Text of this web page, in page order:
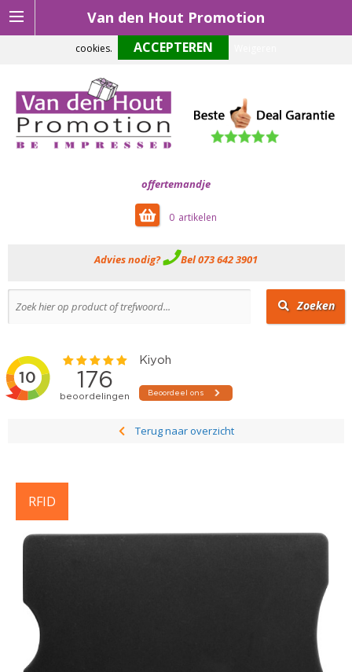
Van den Hout Promotion
offertemandje
0
Advies nodig? Bel 073 642 3901
Zoeken
Terug naar overzicht
RFID
Om onze website optimaal te laten functioneren maken wij gebruik van
cookies.